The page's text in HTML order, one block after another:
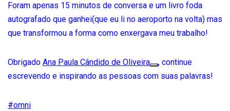
Foram apenas 15 minutos de conversa e um livro foda
autografado que ganhei(que eu li no aeroporto na volta) mas
que transformou a forma como enxergava meu trabalho!
Obrigado Ana Paula Cândido de Oliveira
, continue
escrevendo e inspirando as pessoas com suas palavras!
#omni